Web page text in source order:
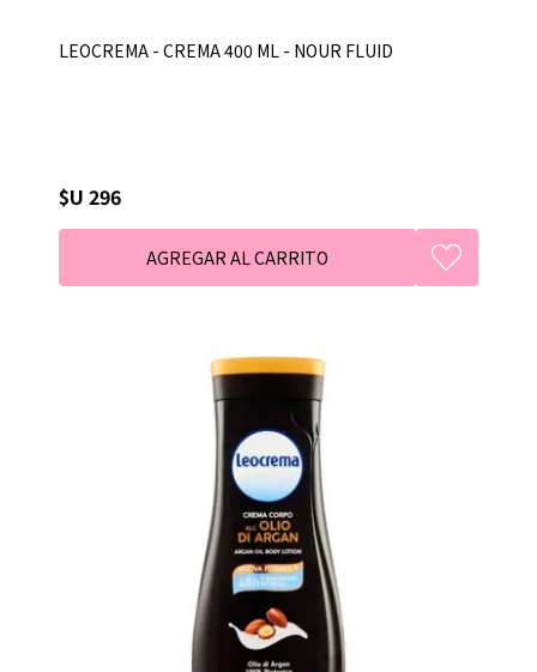
LEOCREMA - CREMA 400 ML - NOUR FLUID
$U 296